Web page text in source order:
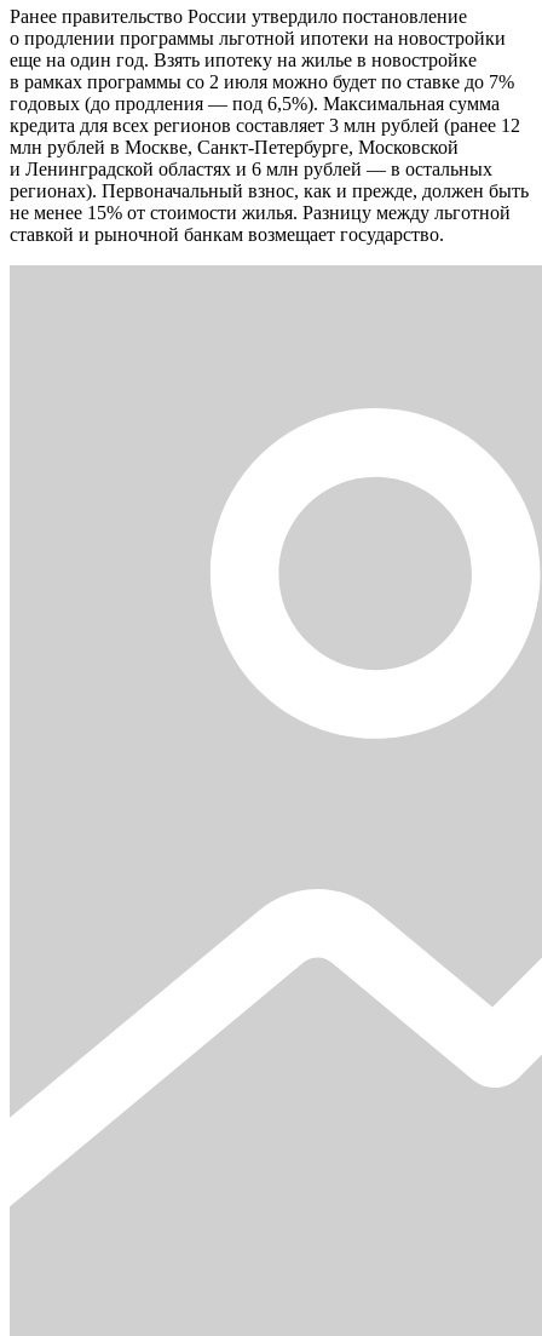
Ранее правительство России утвердило постановление
о продлении программы льготной ипотеки на новостройки
еще на один год. Взять ипотеку на жилье в новостройке
в рамках программы со 2 июля можно будет по ставке до 7%
годовых (до продления — под 6,5%). Максимальная сумма
кредита для всех регионов составляет 3 млн рублей (ранее 12
млн рублей в Москве, Санкт-Петербурге, Московской
и Ленинградской областях и 6 млн рублей — в остальных
регионах). Первоначальный взнос, как и прежде, должен быть
не менее 15% от стоимости жилья. Разницу между льготной
ставкой и рыночной банкам возмещает государство.